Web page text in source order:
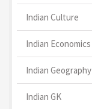
Indian Culture
Indian Economics
Indian Geography
Indian GK